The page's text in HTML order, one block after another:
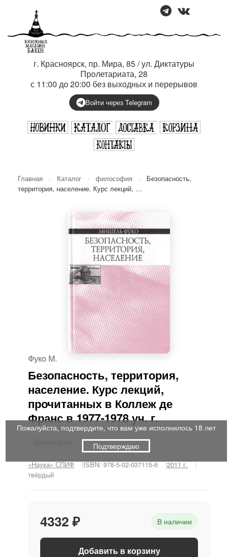
г. Красноярск, пр. Мира, 85 / ул. Диктатуры
Пролетариата, 28
с 11:00 до 20:00 без выходных и перерывов
Войти через Telegram
Главная › Каталог › философия ›
Безопасность,
территория, население. Курс лекций, …
Фуко М.
Безопасность, территория,
население. Курс лекций,
прочитанных в Коллеж де
Франс в 1977-1978 уч. г.
«Наука» СПИФ ISBN: 978-5-02-037115-6
2011 г.
твёрдый
4332 ₽ В наличии
Добавить в корзину
Пожалуйста, подтвердите, что вам уже исполнилось 18 лет
Подтверждаю